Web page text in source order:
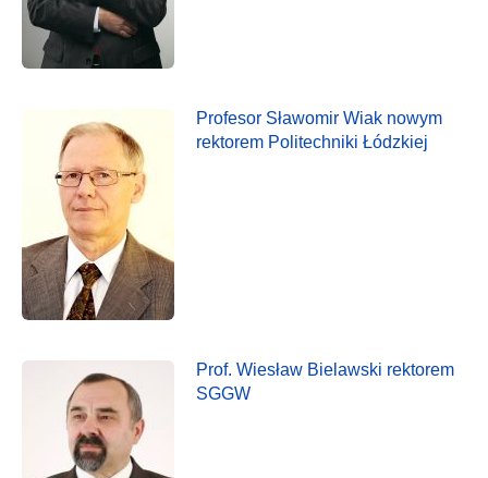
Profesor Sławomir Wiak nowym
rektorem Politechniki Łódzkiej
Prof. Wiesław Bielawski rektorem
SGGW